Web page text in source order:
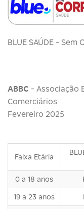
BLUE SAÚDE - Sem
ABBC - Associação
Comerciários
Fevereiro 2025
Faixa Etária
0 a 18 anos
19 a 23 anos